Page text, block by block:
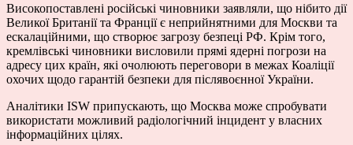
Високопоставлені російські чиновники заявляли, що нібито дії
Великої Британії та Франції є неприйнятними для Москви та
ескалаційними, що створює загрозу безпеці РФ. Крім того,
кремлівські чиновники висловили прямі ядерні погрози на
адресу цих країн, які очолюють переговори в межах Коаліції
охочих щодо гарантій безпеки для післявоєнної України.
Аналітики ISW припускають, що Москва може спробувати
використати можливий радіологічний інцидент у власних
інформаційних цілях.